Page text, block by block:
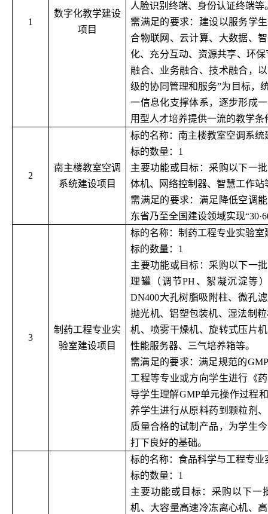
1
数字化教学建设
项目
人脸识别终端、身份认证终端等
需满足的要求：建设以服务学
合物联网、云计算、大数据、
化、充分互动、资源共享、环
融合、业务融合、技术融合，
级的协同管理和服务”为目标，
一信息化支撑体系，逐步形成
用型人才培养提供一流的教学条
2
南主楼教室空调
系统建设项目
标的名称：南主楼教室空调系统
标的数量： 1
主要功能或目标：采购以下一
体机、网络控制器、智慧工作站
需满足的要求：满足降低空调
东省乃至全国建设领域实现
3
制药工程专业实
验室建设项目
标的名称：制药工程专业实验室
标的数量： 1
主要功能或目标：采购以下一
理罐（调节PH、絮凝沉淀等
DN400大孔树脂吸附柱、微孔
抛光机、铝塑包装机、湿法制
机、喷雾干燥机、旋转式压片
性能服务器、三气培养箱等。
需满足的要求：满足规范的
工程等专业或方向学生进行《
导学生理解GMP单元操作过程
养学生进行从原料药到颗粒剂
质量合格的试制产品，为学生
打下良好的基础。
标的名称：食品科学与工程专
标的数量： 1
主要功能或目标：采购以下一
机、大容量高速冷冻离心机、